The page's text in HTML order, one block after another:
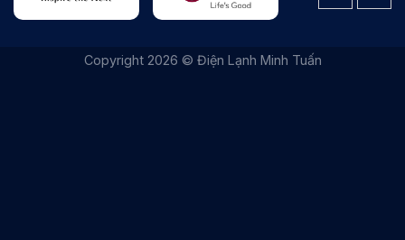
Copyright 2026 © Điện Lạnh Minh Tuấn